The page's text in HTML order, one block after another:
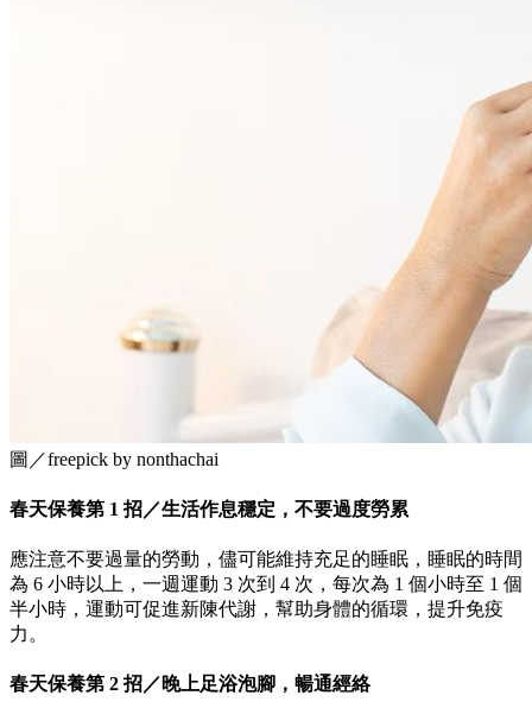
圖／freepick by nonthachai
春天保養第 1 招／生活作息穩定，不要過度勞累
應注意不要過量的勞動，儘可能維持充足的睡眠，睡眠的時間
為 6 小時以上，一週運動 3 次到 4 次，每次為 1 個小時至 1 個
半小時，運動可促進新陳代謝，幫助身體的循環，提升免疫
力。
春天保養第 2 招／晚上足浴泡腳，暢通經絡